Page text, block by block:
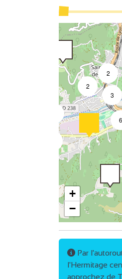
2
2
3
6
+
−
Par
l'Hermitage
approchez de